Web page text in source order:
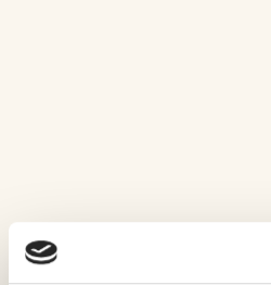
Aftensang ved